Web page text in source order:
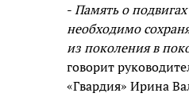
-Память о
необходимо
из поколения в
говорит
«Гвардия» Ирина